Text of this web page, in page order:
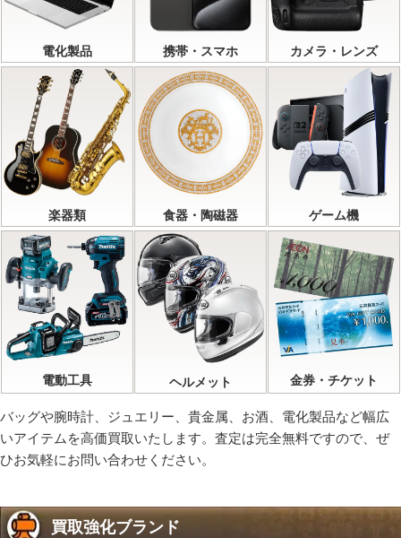
電化製品 携帯・スマホ カメラ・レンズ
楽器類 食器・陶磁器 ゲーム機
電動工具 ヘルメット 金券・チケット
バッグや腕時計、ジュエリー、貴金属、お酒、電化製品など幅広
いアイテムを高価買取いたします。査定は完全無料ですので、ぜ
ひお気軽にお問い合わせください。
買取強化ブランド